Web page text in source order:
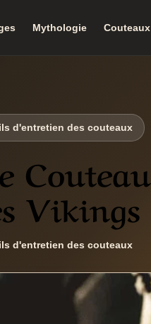
Mythologie
d'entretien des couteaux
Vikings
d'entretien des couteaux